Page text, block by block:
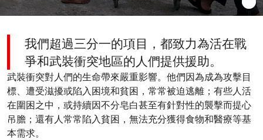
我們超過三分一的項目，都致力為活在戰
爭和武裝衝突地區的人們提供援助。
武裝衝突對人們的生命帶來嚴重影響。他們因為成為攻擊目
標、遭受滋擾或陷入困境和貧困，常常被迫逃離；有些人活
在圍困之中，或持續因不分皂白甚至有針對性的襲擊而提心
吊膽；還有人常常陷入貧困，無法充分獲得食物和醫療等基
本需求。